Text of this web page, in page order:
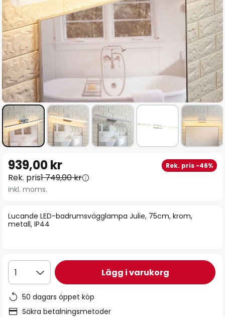
till
början
av
Lucande LED-badrumsvägglampa Julie, 75cm, krom,
metall, IP44
939,00 kr Rek. pris -46%
Rek. pris1 749,00 kr
inkl. moms.
1 Lägg i varukorg
50 dagars öppet köp
Säkra betalningsmetoder